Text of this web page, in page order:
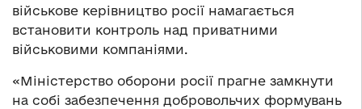
військове керівництво росії намагається
встановити контроль над приватними
військовими компаніями.
«Міністерство оборони росії прагне замкнути
на собі забезпечення добровольчих формувань